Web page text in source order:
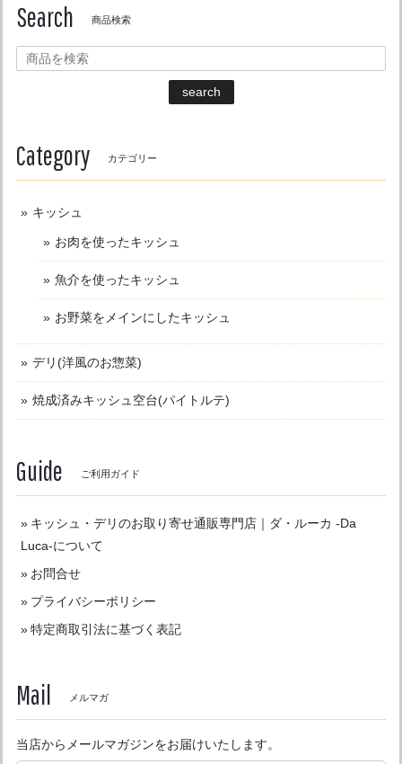
Search 商品検索
search
Category カテゴリー
キッシュ
お肉を使ったキッシュ
魚介を使ったキッシュ
お野菜をメインにしたキッシュ
デリ(洋風のお惣菜)
焼成済みキッシュ空台(パイトルテ)
Guide ご利用ガイド
キッシュ・デリのお取り寄せ通販専門店｜ダ・ルーカ -Da
Luca-について
お問合せ
プライバシーポリシー
特定商取引法に基づく表記
Mail メルマガ
当店からメールマガジンをお届けいたします。